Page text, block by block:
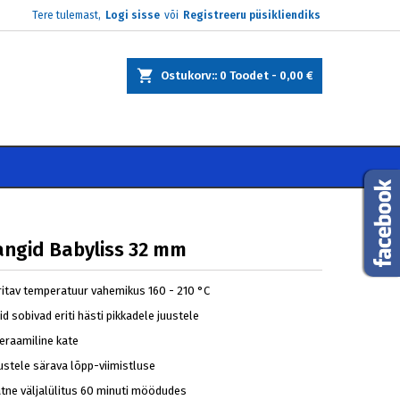
Tere tulemast, Logi sisse või Registreeru püsikliendiks
Ostukorv: 0 Toodet - 0,00 €
Babyliss 32 mm
temperatuur vahemikus 160 - 210 °C
sobivad eriti hästi pikkadele juustele
kate
särava lõpp-viimistluse
väljalülitus 60 minuti möödudes